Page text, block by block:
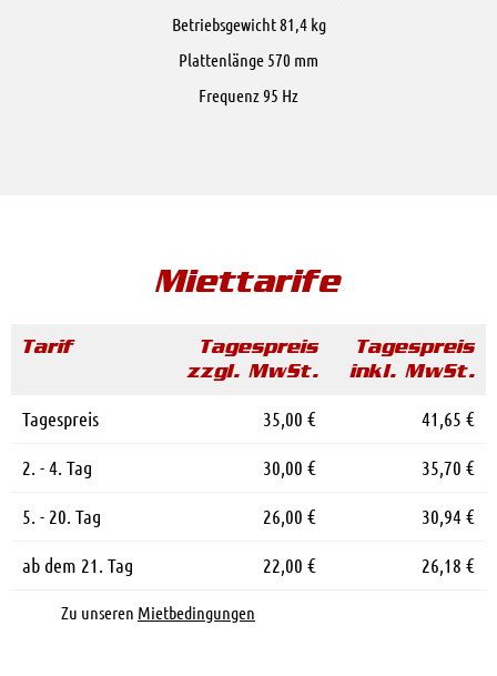
Betriebsgewicht 81,4 kg
Plattenlänge 570 mm
Frequenz 95 Hz
Miettarife
Tarif
Tagespreis
zzgl. MwSt.
Tagespreis
inkl. MwSt.
Tagespreis 35,00 €
41,65 €
2. - 4. Tag
30,00 €
35,70 €
5. - 20. Tag
26,00 €
30,94 €
ab dem 21. Tag
22,00 € 26,18 €
Zu unseren Mietbedingungen